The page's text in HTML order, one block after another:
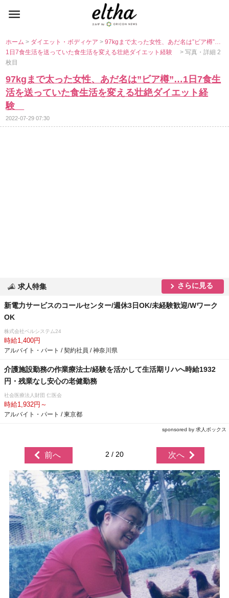
ホーム> ダイエット・ボディケア>97kgまで太った女性、あだ名は”ビア樽”…
1日7食生活を送っていた食生活を変える壮絶ダイエット経験> 写真・詳細 2
枚目
97kgまで太った女性、あだ名は”ビア樽”…1日7食生
活を送っていた食生活を変える壮絶ダイエット経
験
2022-07-29 07:30
求人特集 さらに見る
新電力サービスのコールセンター/週休3日OK/未経験歓迎/Wワーク
OK
株式会社ベルシステム24
時給1,400円
アルバイト・パート / 契約社員 / 神奈川県
介護施設勤務の作業療法士/経験を活かして生活期リハへ時給1932
円・残業なし安心の老健勤務
社会医療法人財団 仁医会
時給1,932円～
アルバイト・パート / 東京都
sponsored by 求人ボックス
前へ 2 / 20 次へ